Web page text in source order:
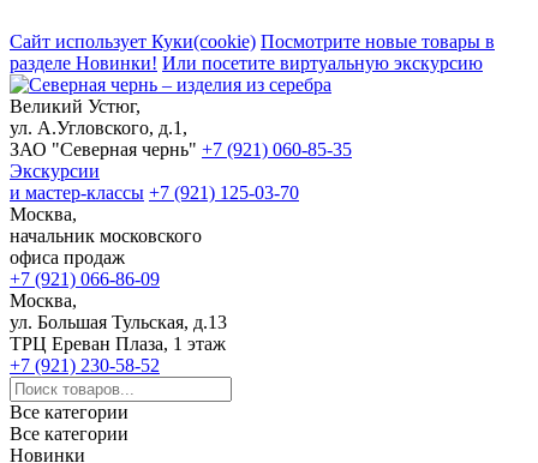
Сайт использует Куки(cookie) Посмотрите новые товары в
разделе Новинки! Или посетите виртуальную экскурсию
Великий Устюг,
ул. А.Угловского, д.1,
ЗАО "Северная чернь" +7 (921) 060-85-35
Экскурсии
и мастер-классы +7 (921) 125-03-70
Москва,
начальник московского
офиса продаж
+7 (921) 066-86-09
Москва,
ул. Большая Тульская, д.13
ТРЦ Ереван Плаза, 1 этаж
+7 (921) 230-58-52
Все категории
Все категории
Новинки